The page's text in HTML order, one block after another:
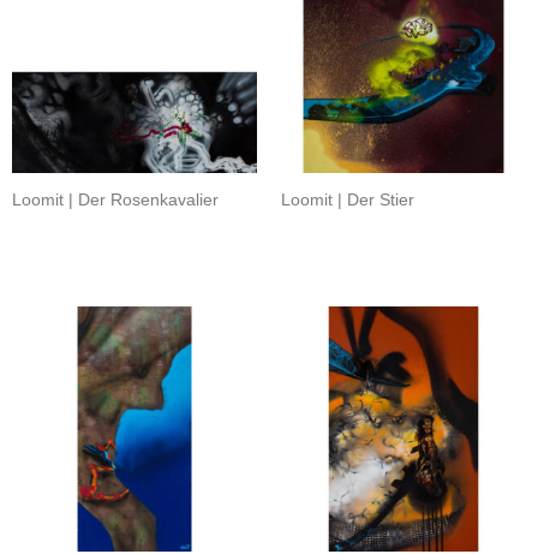
Loomit | Der Rosenkavalier Loomit | Der Stier